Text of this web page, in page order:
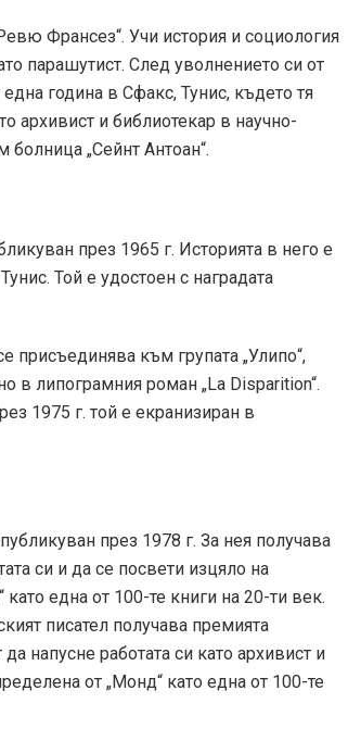
Франсез“. Учи история и социология
парашутист. След уволнението си от
година в Сфакс, Тунис, където тя
архивист и библиотекар в научно-
„Сейнт Антоан“.
през 1965 г. Историята в него е
Той е удостоен с наградата
присъединява към групата „Улипо“,
в липограмния роман „La Disparition“.
1975 г. той е екранизиран в
през 1978 г. За нея получава
си и да се посвети изцяло на
една от 100-те книги на 20-ти век.
писател получава премията
напусне работата си като архивист и
от „Монд“ като една от 100-те